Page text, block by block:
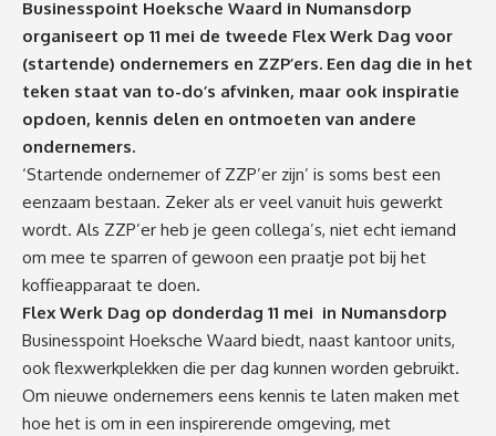
Businesspoint Hoeksche Waard in Numansdorp
organiseert op 11 mei de tweede Flex Werk Dag voor
(startende) ondernemers en ZZP’ers. Een dag die in het
teken staat van to-do’s afvinken, maar ook inspiratie
opdoen, kennis delen en ontmoeten van andere
ondernemers.
‘Startende ondernemer of ZZP’er zijn’ is soms best een
eenzaam bestaan. Zeker als er veel vanuit huis gewerkt
wordt. Als ZZP’er heb je geen collega’s, niet echt iemand
om mee te sparren of gewoon een praatje pot bij het
koffieapparaat te doen.
Flex Werk Dag op donderdag 11 mei in Numansdorp
Businesspoint Hoeksche Waard biedt, naast kantoor units,
ook flexwerkplekken die per dag kunnen worden gebruikt.
Om nieuwe ondernemers eens kennis te laten maken met
hoe het is om in een inspirerende omgeving, met